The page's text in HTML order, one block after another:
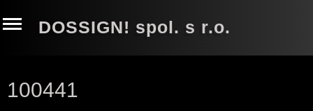
DOSSIGN! spol. s r.o.
100441